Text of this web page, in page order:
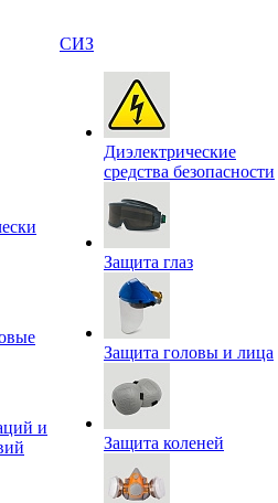
и
СИЗ
Диэлектрические
средства безопасности
Защита глаз
Защита головы и лица
Защита коленей